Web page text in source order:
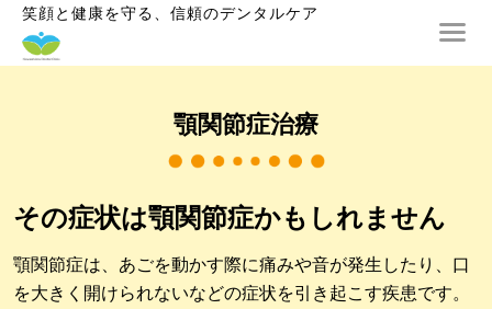
笑顔と健康を守る、信頼のデンタルケア
顎関節症治療
その症状は顎関節症かもしれません
顎関節症は、あごを動かす際に痛みや音が発生したり、口
を大きく開けられないなどの症状を引き起こす疾患です。